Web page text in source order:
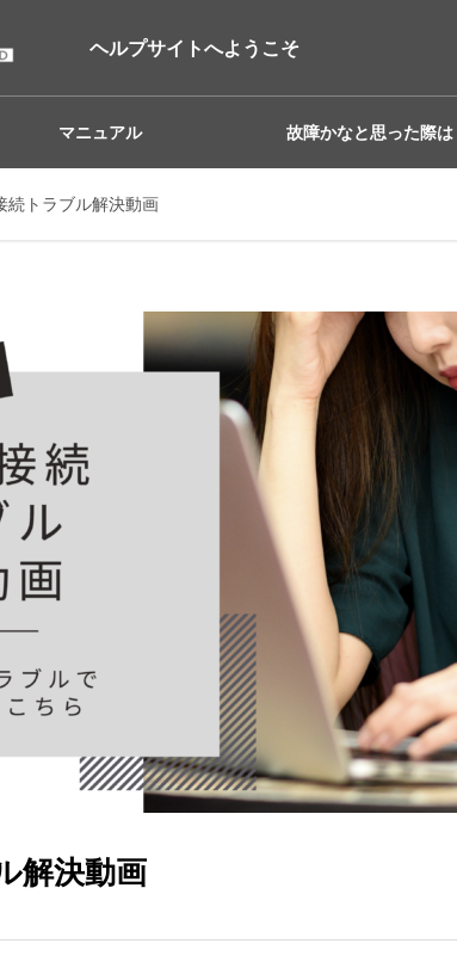
ヘルプサイトへようこそ
マニュアル 故障かなと思った際は
続トラブル解決動画
解決動画